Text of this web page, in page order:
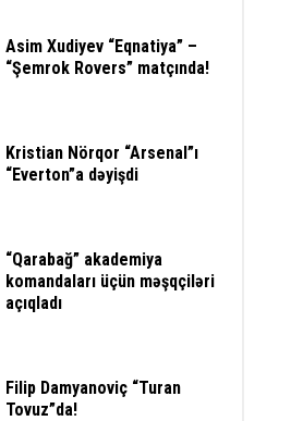
Asim Xudiyev “Eqnatiya” –
“Şemrok Rovers” matçında!
Kristian Nörqor “Arsenal”ı
“Everton”a dəyişdi
“Qarabağ” akademiya
komandaları üçün məşqçiləri
açıqladı
Filip Damyanoviç “Turan
Tovuz”da!